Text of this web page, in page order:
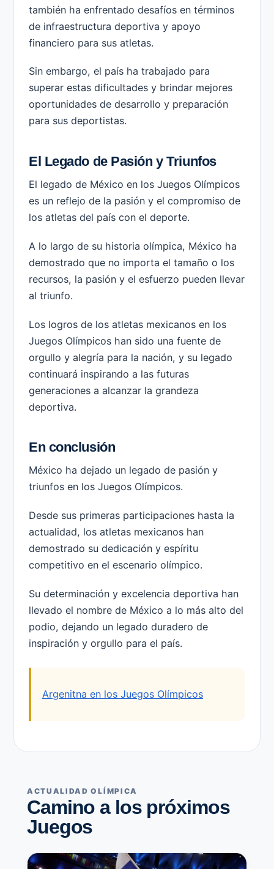
también ha enfrentado desafíos en términos
de infraestructura deportiva y apoyo
financiero para sus atletas.
Sin embargo, el país ha trabajado para
superar estas dificultades y brindar mejores
oportunidades de desarrollo y preparación
para sus deportistas.
El Legado de Pasión y Triunfos
El legado de México en los Juegos Olímpicos
es un reflejo de la pasión y el compromiso de
los atletas del país con el deporte.
A lo largo de su historia olímpica, México ha
demostrado que no importa el tamaño o los
recursos, la pasión y el esfuerzo pueden llevar
al triunfo.
Los logros de los atletas mexicanos en los
Juegos Olímpicos han sido una fuente de
orgullo y alegría para la nación, y su legado
continuará inspirando a las futuras
generaciones a alcanzar la grandeza
deportiva.
En conclusión
México ha dejado un legado de pasión y
triunfos en los Juegos Olímpicos.
Desde sus primeras participaciones hasta la
actualidad, los atletas mexicanos han
demostrado su dedicación y espíritu
competitivo en el escenario olímpico.
Su determinación y excelencia deportiva han
llevado el nombre de México a lo más alto del
podio, dejando un legado duradero de
inspiración y orgullo para el país.
Argenitna en los Juegos Olímpicos
ACTUALIDAD OLÍMPICA
Camino a los próximos
Juegos